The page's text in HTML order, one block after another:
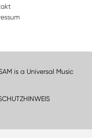
is a Universal Music